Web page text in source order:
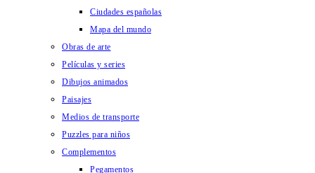
Ciudades españolas
Mapa del mundo
Obras de arte
Películas y series
Dibujos animados
Paisajes
Medios de transporte
Puzzles para niños
Complementos
Pegamentos